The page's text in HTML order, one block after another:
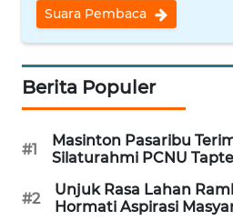
Suara Pembaca
Berita Populer
#1
Masinton Pasaribu
Silaturahmi PCNU
#2
Unjuk Rasa Lahan
Hormati Aspirasi
WN
MAJALENGKA
WN
SUBANG
WN
SUKABUMI
WN